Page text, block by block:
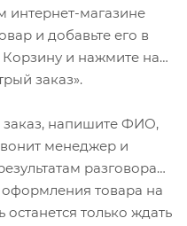
интернет-магазине
и добавьте его в
Корзину и нажмите на
заказ».
напишите ФИО,
менеджер и
разговора
товара на
только ждать